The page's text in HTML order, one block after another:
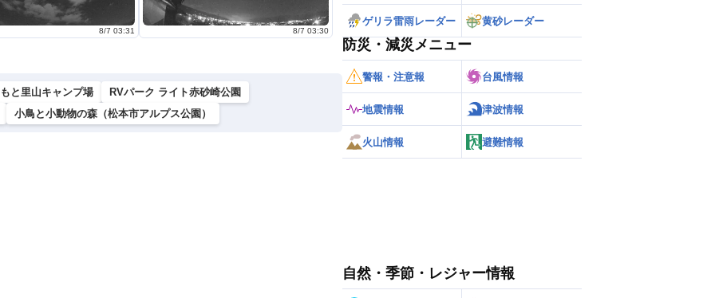
8/7 03:31 8/7 03:30
と里山キャンプ場
RVパーク ライト赤砂崎公園
小鳥と小動物の森（松本市アルプス公園）
ゲリラ雷雨レーダー 黄砂レーダー
防災・減災メニュー
警報・注意報 台風情報
地震情報 津波情報
火山情報 避難情報
自然・季節・レジャー情報